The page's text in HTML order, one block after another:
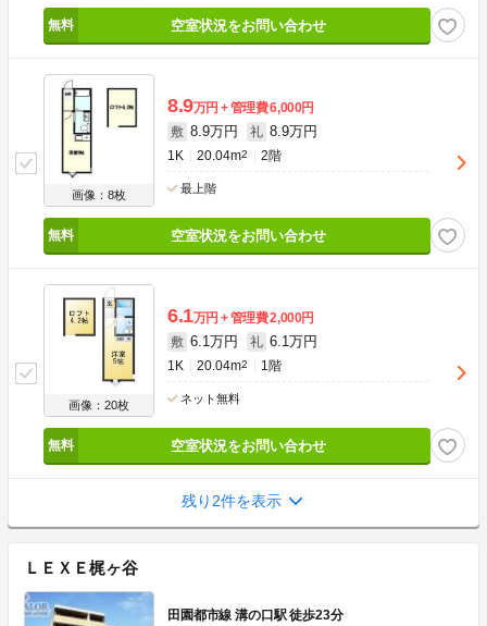
空室状況をお問い合わせ
画像：8枚
8.9万円 管理費6,000円
敷 8.9万円 礼 8.9万円
1K 20.04m2 2階
最上階
空室状況をお問い合わせ
画像：20枚
6.1万円 管理費2,000円
敷 6.1万円 礼 6.1万円
1K 20.04m2 1階
ネット無料
空室状況をお問い合わせ
残り2件を表示
ＬＥＸＥ梶ヶ谷
田園都市線 溝の口駅 徒歩23分